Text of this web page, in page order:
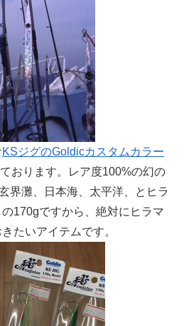
KSジグのGoldicカスタムカラー
おります。レア度100%の幻の
界灘、日本海、太平洋、とヒラ
170gですから、絶対にヒラマ
たいアイテムです。